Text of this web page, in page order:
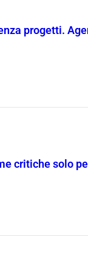
progetti.
critiche solo